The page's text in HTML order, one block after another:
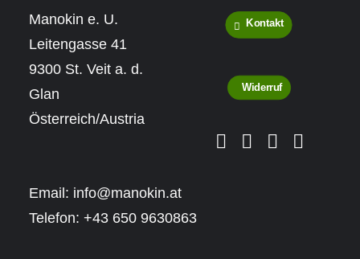
Manokin e. U.
Leitengasse 41
9300 St. Veit a. d.
Glan
Österreich/Austria
Kontakt
Widerruf
Email: info@manokin.at
Telefon: +43 650 9630863